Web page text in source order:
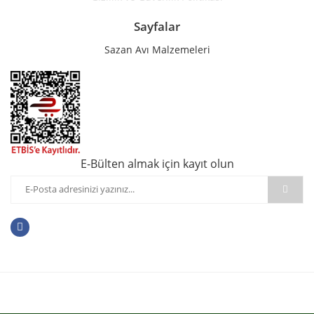
Sayfalar
Sazan Avı Malzemeleri
E-Bülten almak için kayıt olun